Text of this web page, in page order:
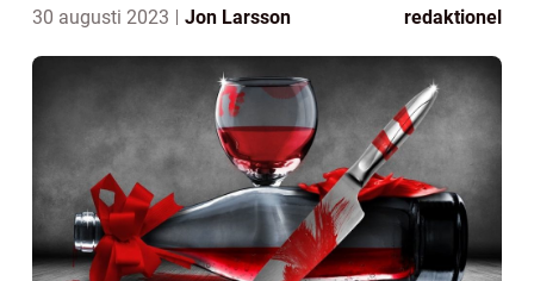
30 augusti 2023 Jon Larsson redaktionel